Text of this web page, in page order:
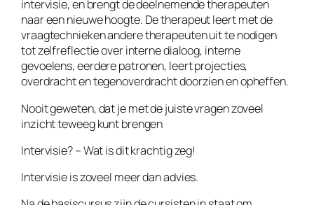
intervisie, en brengt de deelnemende therapeuten
naar een nieuwe hoogte. De therapeut leert met de
vraagtechnieken andere therapeuten uit te nodigen
tot zelfreflectie over interne dialoog, interne
gevoelens, eerdere patronen, leert projecties,
overdracht en tegenoverdracht doorzien en opheffen.
Nooit geweten, dat je met de juiste vragen zoveel
inzicht teweeg kunt brengen
Intervisie? – Wat is dit krachtig zeg!
Intervisie is zoveel meer dan advies.